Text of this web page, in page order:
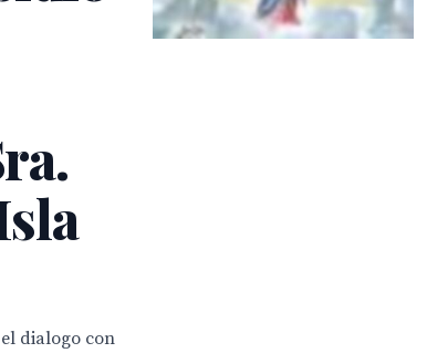
el dialogo con